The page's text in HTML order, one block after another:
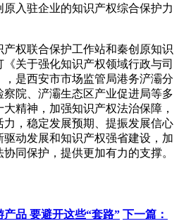
入驻企业的知识产权综合保护力
权联合保护工作站和秦创原知识
关于强化知识产权领域行政与司
是西安市市场监管局港务浐灞分
院、浐灞生态区产业促进局等多
精神，加强知识产权法治保障，
，稳定发展预期、提振发展信心
动发展和知识产权强省建设，加
同保护，提供更加有力的支撑。
产品 要避开这些“套路” 下一篇：